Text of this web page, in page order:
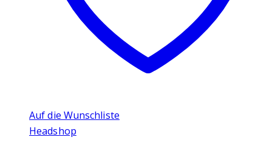
Auf die Wunschliste
Headshop